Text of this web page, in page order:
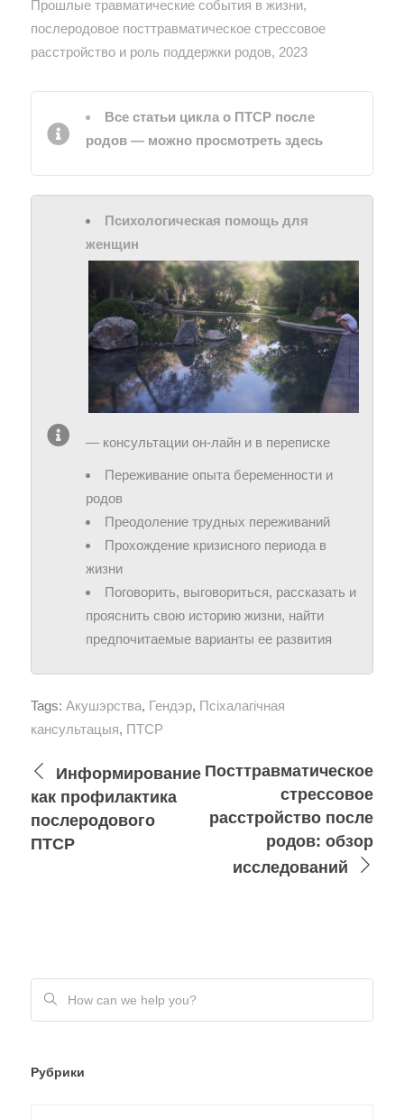
Прошлые травматические события в жизни,
послеродовое посттравматическое стрессовое
расстройство и роль поддержки родов, 2023
Все статьи цикла о ПТСР после
родов — можно просмотреть здесь
Психологическая помощь для
женщин
— консультации он-лайн и в переписке
Переживание опыта беременности и
родов
Преодоление трудных переживаний
Прохождение кризисного периода в
жизни
Поговорить, выговориться, рассказать и
прояснить свою историю жизни, найти
предпочитаемые варианты ее развития
Tags: Акушэрства, Гендэр, Псіхалагічная
кансультацыя, ПТСР
Информирование
как профилактика
послеродового
ПТСР
Посттравматическое
стрессовое
расстройство после
родов: обзор
исследований
Рубрики